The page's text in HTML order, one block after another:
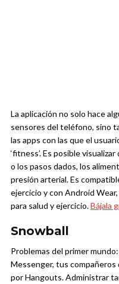
La aplicación no solo hace
sensores del teléfono, sino
las apps con las que el
‘fitness’. Es posible
o los pasos dados, los
presión arterial. Es
ejercicio y con Android
para salud y ejercicio.Bájala
Snowball
Problemas del primer
Messenger, tus
por Hangouts. Administrar